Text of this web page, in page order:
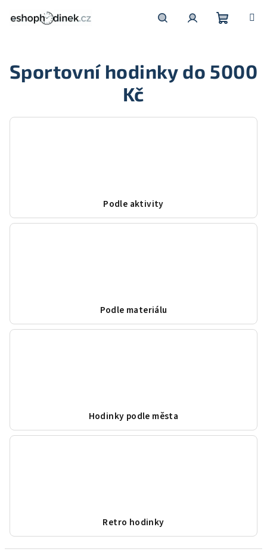
košík
Sportovní hodinky do 5000
Kč
Podle aktivity
Podle materiálu
Hodinky podle města
Retro hodinky